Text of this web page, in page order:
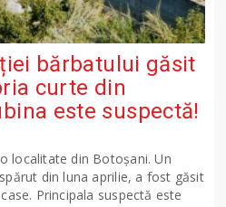
bărbatului găsit
curte din
este suspectă!
localitate din Botoșani. Un
din luna aprilie, a fost găsit
Principala suspectă este